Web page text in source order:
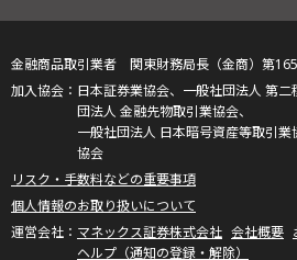
金融商品取引業者 関東財務局長（金商）第
日本証券業協会、一般社団法人 第
団法人 金融先物取引業協会、
一般社団法人 日本暗号資産等取引
協会
リスク・手数料などの重要事項
個人情報のお取り扱いについて
マネックス証券株式会社 会社概要
ヘルプ（通知の登録・解除）